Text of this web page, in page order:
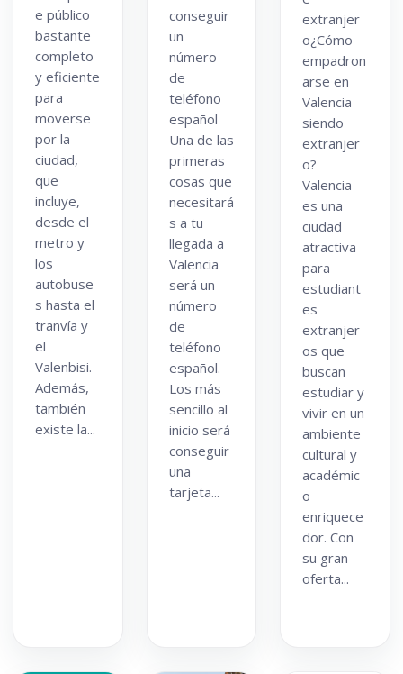
e público
bastante
completo
y eficiente
para
moverse
por la
ciudad,
que
incluye,
desde el
metro y
los
autobuse
s hasta el
tranvía y
el
Valenbisi.
Además,
también
existe la...
conseguir
un
número
de
teléfono
español
Una de las
primeras
cosas que
necesitará
s a tu
llegada a
Valencia
será un
número
de
teléfono
español.
Los más
sencillo al
inicio será
conseguir
una
tarjeta...
extranjer
o¿Cómo
empadron
arse en
Valencia
siendo
extranjer
o?
Valencia
es una
ciudad
atractiva
para
estudiant
es
extranjer
os que
buscan
estudiar y
vivir en un
ambiente
cultural y
académic
o
enriquece
dor. Con
su gran
oferta...